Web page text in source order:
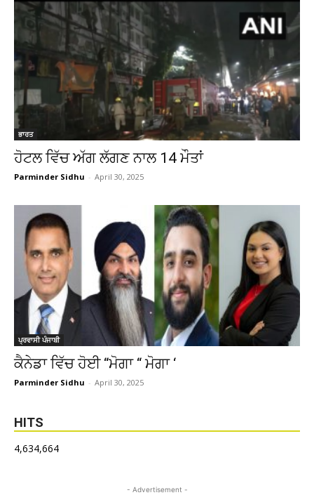
ਭਾਰਤ
ਹੋਟਲ ਵਿੱਚ ਅੱਗ ਲੱਗਣ ਨਾਲ 14 ਮੌਤਾਂ
Parminder Sidhu - April 30, 2025
ਪ੍ਰਵਾਸੀ ਪੰਜਾਬੀ
ਕੈਨੇਡਾ ਵਿੱਚ ਹੋਈ “ਮੋਗਾ “ ਮੋਗਾ ‘
Parminder Sidhu - April 30, 2025
HITS
4,634,664
- Advertisement -